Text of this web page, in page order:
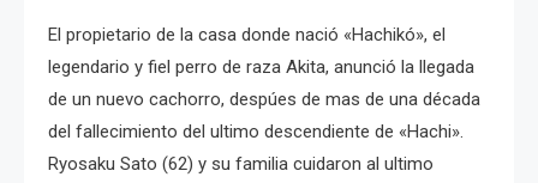
El propietario de la casa donde nació «Hachikó», el
legendario y fiel perro de raza Akita, anunció la llegada
de un nuevo cachorro, despúes de mas de una década
del fallecimiento del ultimo descendiente de «Hachi».
Ryosaku Sato (62) y su familia cuidaron al ultimo